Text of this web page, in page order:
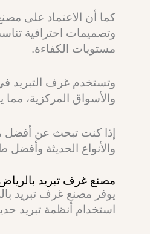
كما أن الاعتماد على
وتصميمات احترافية
مستويات الكفاءة.
وتستخدم غرف التبريد
والأسواق المركزية، مما
إذا كنت تبحث عن أفضل
والأنواع الحديثة وأفضل
مصنع غرف تبريد
يوفر مصنع غرف تبريد
استخدام أنظمة تبريد